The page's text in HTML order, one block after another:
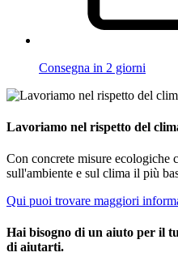
Consegna in 2 giorni
Lavoriamo nel rispetto del
Con concrete misure ecologiche
sull'ambiente e sul clima il più
Qui puoi trovare maggiori
Hai bisogno di un aiuto per il
di aiutarti.